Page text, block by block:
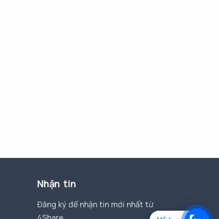
Nhận tin
Đăng ký để nhận tin mới nhất từ